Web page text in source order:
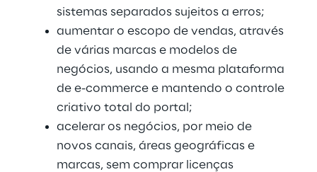
sistemas separados sujeitos a erros;
aumentar o escopo de vendas, através
de várias marcas e modelos de
negócios, usando a mesma plataforma
de e-commerce e mantendo o controle
criativo total do portal;
acelerar os negócios, por meio de
novos canais, áreas geográficas e
marcas, sem comprar licenças